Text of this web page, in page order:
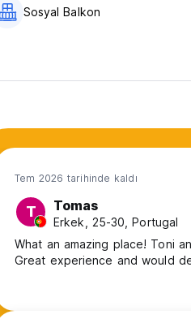
Sosyal Balkon
Tem 2026 tarihinde kaldı
T Tomas
Erkek, 25-30, Portugal
What an amazing place! Toni
Great experience and would